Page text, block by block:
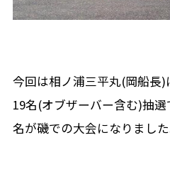
今回は相ノ浦三平丸(岡船長
19名(オブザーバー含む)抽
名が磯での大会になりました